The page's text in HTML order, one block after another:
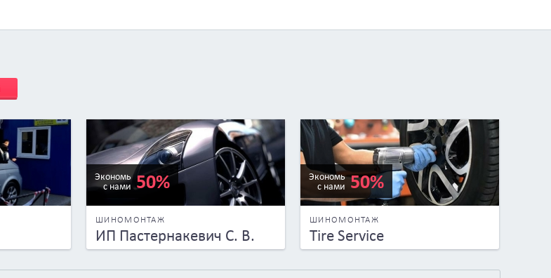
Экономь
с нами 50%
ШИНОМОНТАЖ
ИП Пастернакевич С. В.
Экономь
с нами 50%
ШИНОМОНТАЖ
Tire Service